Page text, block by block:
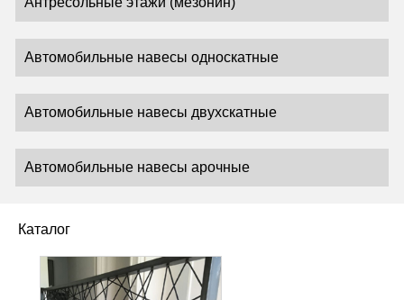
Автомобильные навесы односкатные
Автомобильные навесы двухскатные
Автомобильные навесы арочные
Каталог